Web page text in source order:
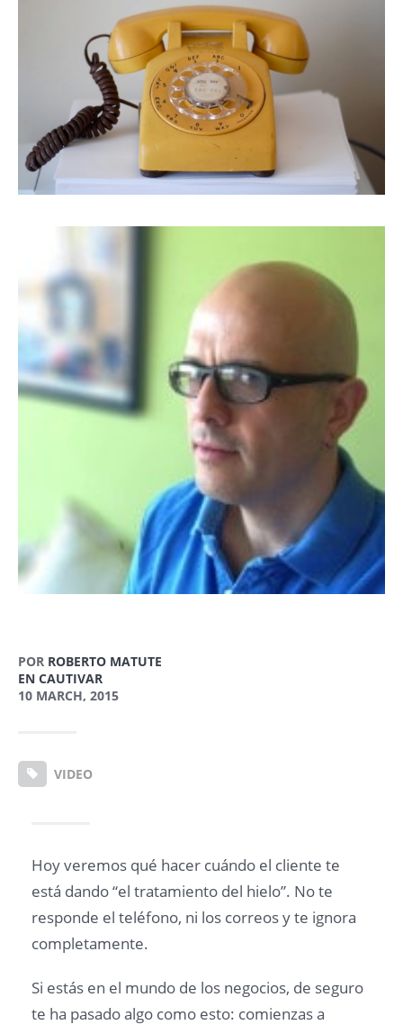
POR ROBERTO MATUTE
EN CAUTIVAR
10 MARCH, 2015
VIDEO
Hoy veremos qué hacer cuándo el cliente te
está dando “el tratamiento del hielo”. No te
responde el teléfono, ni los correos y te ignora
completamente.
Si estás en el mundo de los negocios, de seguro
te ha pasado algo como esto: comienzas a